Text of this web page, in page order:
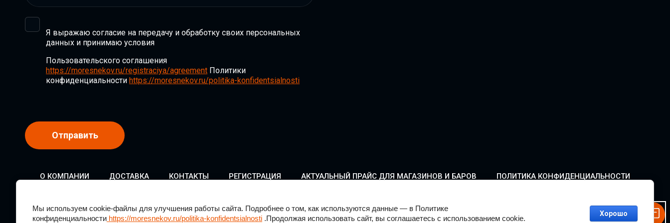
Я выражаю согласие на передачу и обработку своих персональных
данных и принимаю условия
Пользовательского соглашения
https://moresnekov.ru/registraciya/agreement Политики
конфиденциальности https://moresnekov.ru/politika-konfidentsialnosti
Отправить
О КОМПАНИИ ДОСТАВКА КОНТАКТЫ РЕГИСТРАЦИЯ АКТУАЛЬНЫЙ ПРАЙС ДЛЯ МАГАЗИНОВ И БАРОВ ПОЛИТИКА КОНФИДЕНЦИАЛЬНОСТИ
2022 - 2026
Мы используем cookie-файлы для улучшения работы сайта. Подробнее о том, как используются данные — в Политике
конфиденциальности https://moresnekov.ru/politika-konfidentsialnosti .Продолжая использовать сайт, вы соглашаетесь с использованием cookie.
Хорошо